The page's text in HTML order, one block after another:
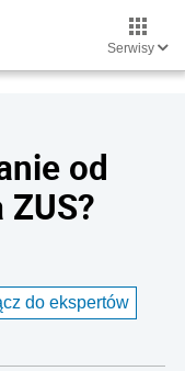
Serwisy
od
do ekspertów